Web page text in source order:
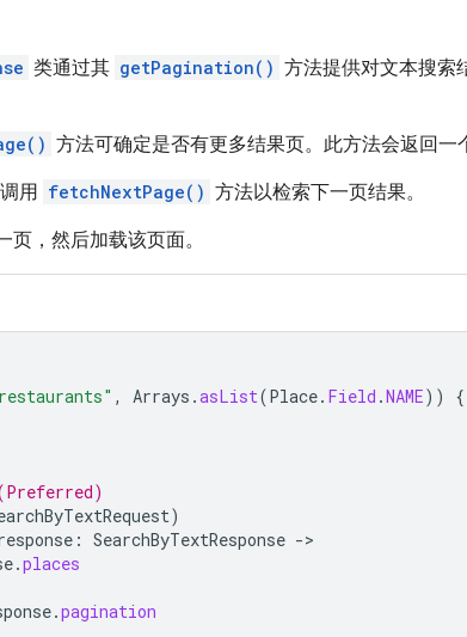
类通过其 getPagination() 方法提供对文本搜索
方法可确定是否有更多结果页。此方法会返回一
用 fetchNextPage() 方法以检索下一页结果。
页，然后加载该页面。
, Arrays .asList(Place. Field .NAME))
{
)
: SearchByTextResponse -
.places
.pagination